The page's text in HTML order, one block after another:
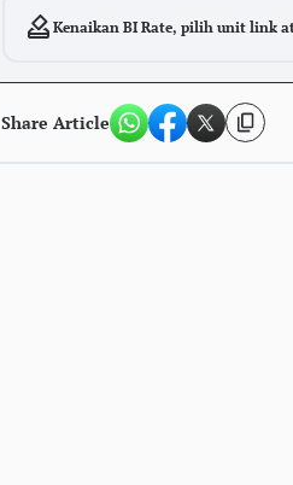
Kenaikan BI Rate, pilih unit link
Share Article